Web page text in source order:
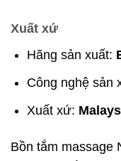
Xuất xứ
Hãng sản xuất:
Công nghệ sản
Xuất xứ:
Bồn tắm massage